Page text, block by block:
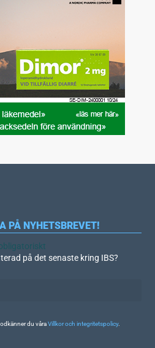
PÅ NYHETSBREVET!
på det senaste kring IBS?
du våraVillkor och integritetspolicy.